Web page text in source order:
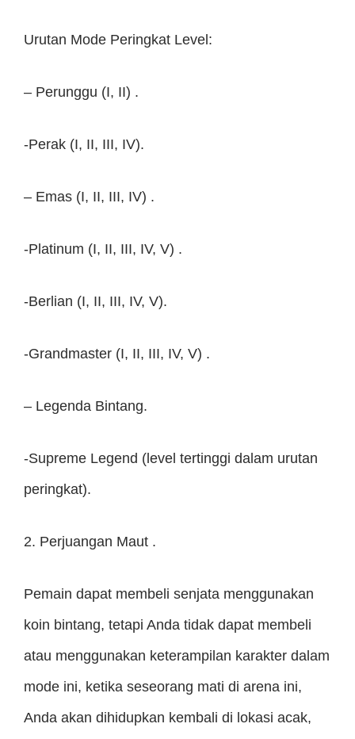
Urutan Mode Peringkat Level:
– Perunggu (I, II) .
-Perak (I, II, III, IV).
– Emas (I, II, III, IV) .
-Platinum (I, II, III, IV, V) .
-Berlian (I, II, III, IV, V).
-Grandmaster (I, II, III, IV, V) .
– Legenda Bintang.
-Supreme Legend (level tertinggi dalam urutan
peringkat).
2. Perjuangan Maut .
Pemain dapat membeli senjata menggunakan
koin bintang, tetapi Anda tidak dapat membeli
atau menggunakan keterampilan karakter dalam
mode ini, ketika seseorang mati di arena ini,
Anda akan dihidupkan kembali di lokasi acak,